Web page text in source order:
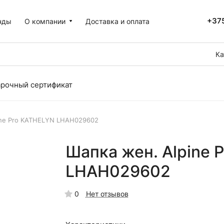
О компании Доставка и оплата
сертификат
Pro KATHELYN LHAH029602
Шапка жен. Alpine
LHAH029602
0 Нет отзывов